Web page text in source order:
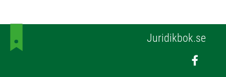
Juridikbok.se